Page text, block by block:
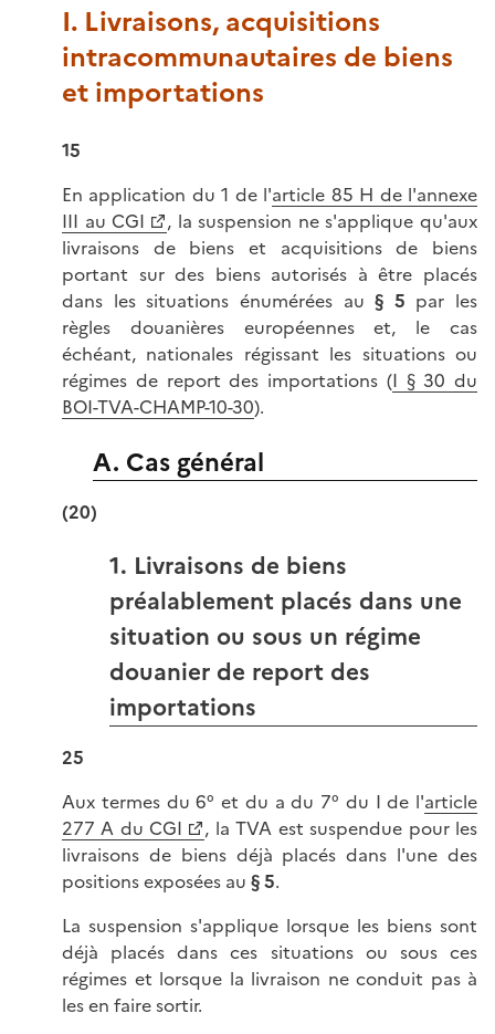
I. Livraisons, acquisitions
intracommunautaires de biens
et importations
15
En application du 1 de l'article 85 H de l'annexe
III au CGI
, la suspension ne s'applique qu'aux
livraisons de biens et acquisitions de biens
portant sur des biens autorisés à être placés
dans les situations énumérées au§ 5 par les
règles douanières européennes et, le cas
échéant, nationales régissant les situations ou
régimes de report des importations (I § 30 du
BOI-TVA-CHAMP-10-30).
A. Cas général
(20)
1. Livraisons de biens
préalablement placés dans une
situation ou sous un régime
douanier de report des
importations
25
Aux termes du 6° et du a du 7° du I de l'article
277 A du CGI
, la TVA est suspendue pour les
livraisons de biens déjà placés dans l'une des
positions exposées au § 5.
La suspension s'applique lorsque les biens sont
déjà placés dans ces situations ou sous ces
régimes et lorsque la livraison ne conduit pas à
les en faire sortir.